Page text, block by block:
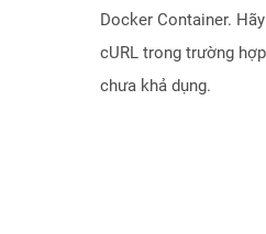
Docker Container.
cURL trong trường
chưa khả dụng.